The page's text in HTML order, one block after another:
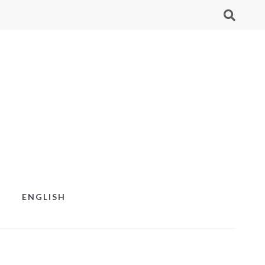
ENGLISH